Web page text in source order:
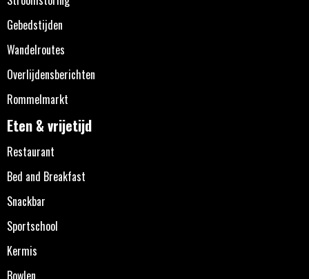
Gebedstijden
Wandelroutes
Overlijdensberichten
Rommelmarkt
Eten & vrijetijd
Restaurant
Bed and Breakfast
Snackbar
Sportschool
Kermis
Bowlen